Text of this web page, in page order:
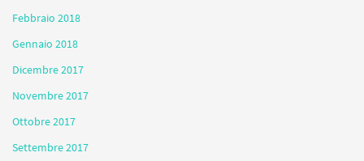
Febbraio 2018
Gennaio 2018
Dicembre 2017
Novembre 2017
Ottobre 2017
Settembre 2017